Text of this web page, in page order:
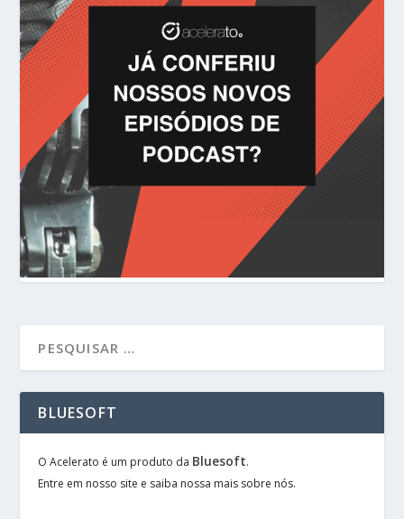
BLUESOFT
O Acelerato é um produto da Bluesoft.
Entre em nosso site e saiba nossa mais sobre nós.